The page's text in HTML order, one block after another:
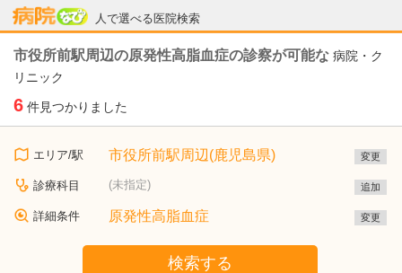
人で選べる医院検索
病院なび
市役所前駅周辺の原発性高脂血症の診察が可能な 病院・ク
リニック
6 件見つかりました
エリア/駅 市役所前駅周辺(鹿児島県) 変更
診療科目 (未指定) 追加
詳細条件 原発性高脂血症 変更
検索する